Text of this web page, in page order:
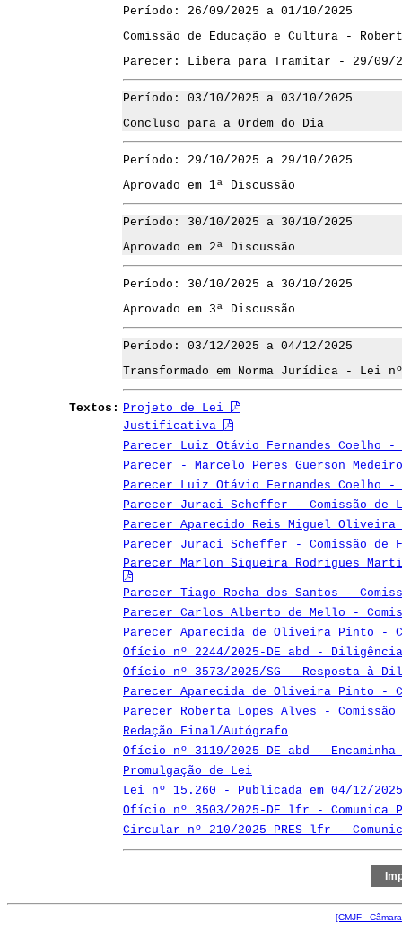
Período: 26/09/2025 a 01/10/2025
Comissão de Educação e Cultura -
Parecer: Libera para Tramitar - 29/09/
Período: 03/10/2025 a 03/10/2025
Concluso para a Ordem do Dia
Período: 29/10/2025 a 29/10/2025
Aprovado em 1ª Discussão
Período: 30/10/2025 a 30/10/2025
Aprovado em 2ª Discussão
Período: 30/10/2025 a 30/10/2025
Aprovado em 3ª Discussão
Período: 03/12/2025 a 04/12/2025
Transformado em Norma Jurídica - Lei
Textos: Projeto de Lei
Justificativa
Parecer Luiz Otávio Fernandes Coelho
Parecer - Marcelo Peres Guerson
Parecer Luiz Otávio Fernandes Coelho
Parecer Juraci Scheffer - Comissão de
Parecer Aparecido Reis Miguel
Parecer Juraci Scheffer - Comissão de
Parecer Marlon Siqueira Rodrigues
Parecer Tiago Rocha dos Santos -
Parecer Carlos Alberto de Mello -
Parecer Aparecida de Oliveira Pinto -
Ofício nº 2244/2025-DE abd -
Ofício nº 3573/2025/SG - Resposta à
Parecer Aparecida de Oliveira Pinto -
Parecer Roberta Lopes Alves -
Redação Final/Autógrafo
Ofício nº 3119/2025-DE abd -
Promulgação de Lei
Lei nº 15.260 - Publicada em 04/12/2025
Ofício nº 3503/2025-DE lfr - Comunica
Circular nº 210/2025-PRES lfr -
[CMJF -